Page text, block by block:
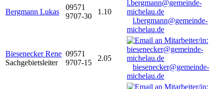
Bergmann Lukas
09571
9707-30
1.10
l.bergmann@gemeinde-
michelau.de
Biesenecker Rene
Sachgebietsleiter
09571
9707-15
2.05
biesenecker@gemeinde-
michelau.de